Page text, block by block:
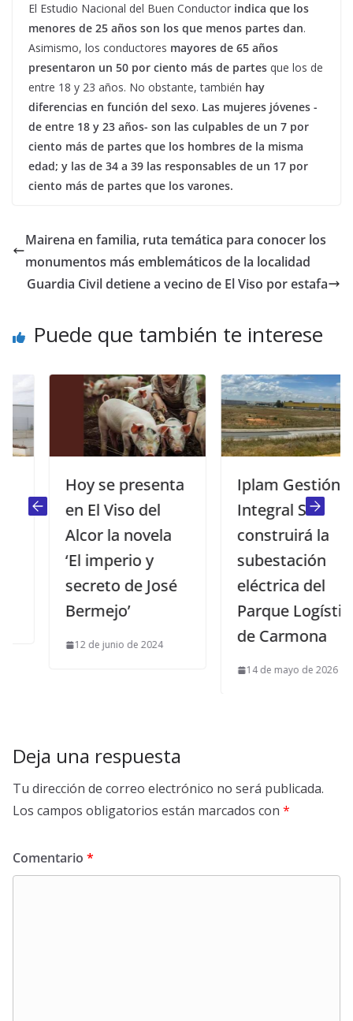
El Estudio Nacional del Buen Conductor indica que los
menores de 25 años son los que menos partes dan.
Asimismo, los conductores mayores de 65 años
presentaron un 50 por ciento más de partes que los de
entre 18 y 23 años. No obstante, también hay
diferencias en función del sexo. Las mujeres jóvenes -
de entre 18 y 23 años- son las culpables de un 7 por
ciento más de partes que los hombres de la misma
edad; y las de 34 a 39 las responsables de un 17 por
ciento más de partes que los varones.
Mairena en familia, ruta temática para conocer los
monumentos más emblemáticos de la localidad
Guardia Civil detiene a vecino de El Viso por estafa
Puede que también te interese
Hoy se presenta
en El Viso del
Alcor la novela
‘El imperio y
secreto de José
Bermejo’
12 de junio de 2024
Iplam Gestión
Integral SL
construirá la
subestación
eléctrica del
Parque Logístico
de Carmona
14 de mayo de 2026
Deja una respuesta
Tu dirección de correo electrónico no será publicada.
Los campos obligatorios están marcados con *
Comentario *